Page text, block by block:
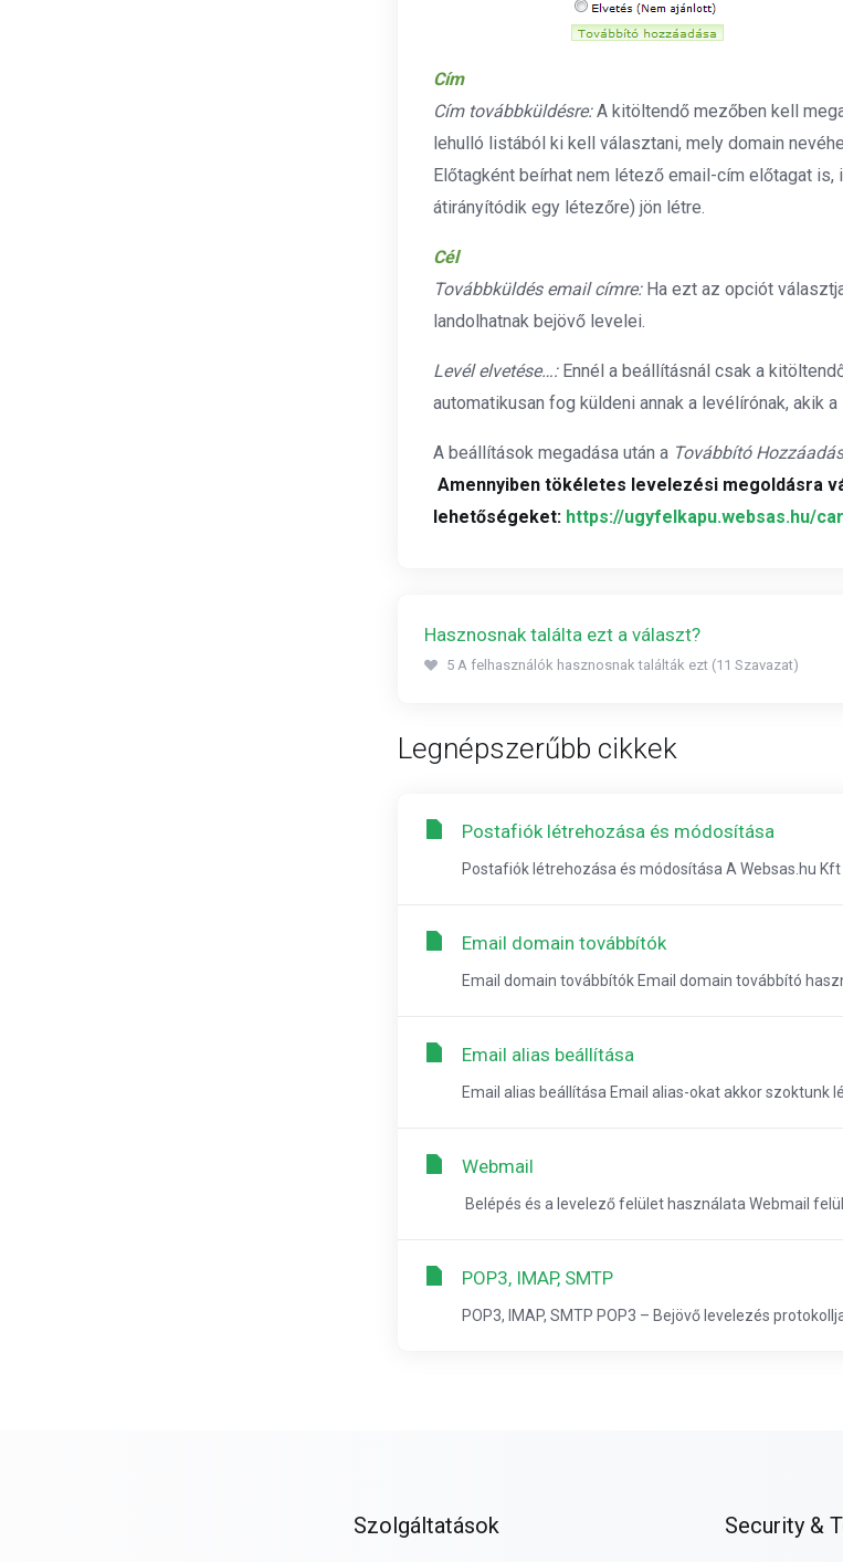
Cím
Cím továbbküldésre:A kitöltendő mezőben kell
lehulló listából ki kell választani, mely domain
Előtagként beírhat nem létező email-cím előtagat
átirányítódik egy létezőre) jön létre.
Cél
Továbbküldés email címre:Ha ezt az opciót
landolhatnak bejövő levelei.
Levél elvetése…: Ennél a beállításnál csak a
automatikusan fog küldeni annak a levélírónak, akik a
A beállítások megadása után a Továbbító
Amennyiben tökéletes levelezési megoldásra
lehetőségeket: https://ugyfelkapu.websas.hu/
Hasznosnak találta ezt a választ?
5 A felhasználók hasznosnak találták ezt (11 Szavazat)
Legnépszerűbb cikkek
Postafiók létrehozása és módosítása
Postafiók létrehozása és módosítása A Websas.hu
Email domain továbbítók
Email domain továbbítók Email domain továbbító
Email alias beállítása
Email alias beállítása Email alias-okat akkor szoktunk
Webmail
Belépés és a levelező felület használata Webmail
POP3, IMAP, SMTP
POP3, IMAP, SMTP POP3 – Bejövő levelezés
Szolgáltatások Security &